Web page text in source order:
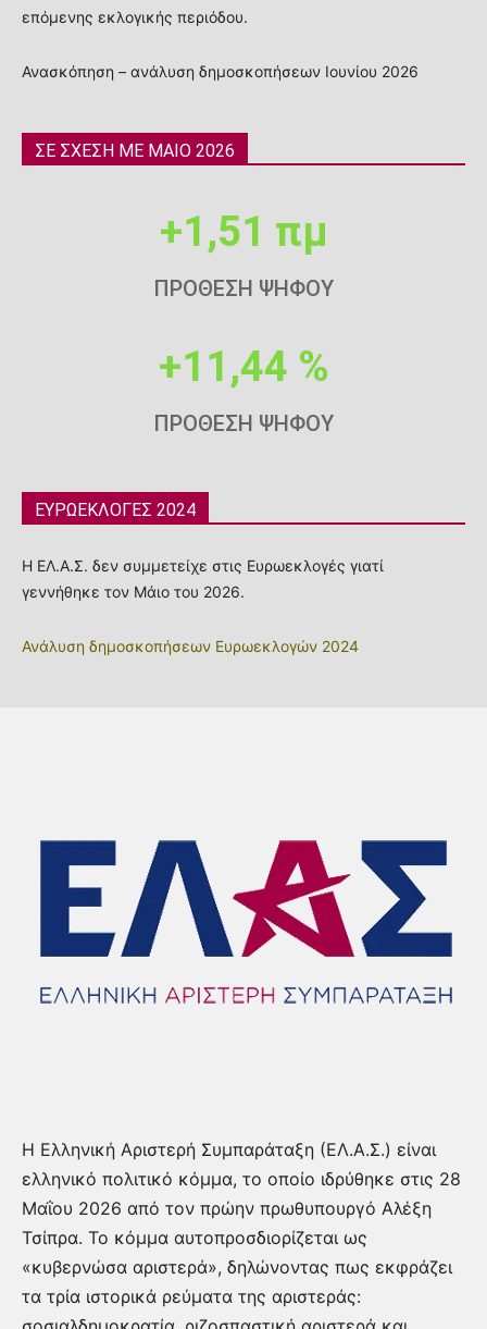
επόμενης εκλογικής περιόδου.
Ανασκόπηση – ανάλυση δημοσκοπήσεων Ιουνίου 2026
ΣΕ ΣΧΕΣΗ ΜΕ ΜΑΙΟ 2026
+1,51 πμ
ΠΡΟΘΕΣΗ ΨΗΦΟΥ
+11,44 %
ΠΡΟΘΕΣΗ ΨΗΦΟΥ
ΕΥΡΩΕΚΛΟΓΕΣ 2024
Η ΕΛ.Α.Σ. δεν συμμετείχε στις Ευρωεκλογές γιατί
γεννήθηκε τον Μάιο του 2026.
Ανάλυση δημοσκοπήσεων Ευρωεκλογών 2024
Η Ελληνική Αριστερή Συμπαράταξη (ΕΛ.Α.Σ.) είναι
ελληνικό πολιτικό κόμμα, το οποίο ιδρύθηκε στις 28
Μαΐου 2026 από τον πρώην πρωθυπουργό Αλέξη
Τσίπρα. Το κόμμα αυτοπροσδιορίζεται ως
«κυβερνώσα αριστερά», δηλώνοντας πως εκφράζει
τα τρία ιστορικά ρεύματα της αριστεράς: